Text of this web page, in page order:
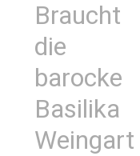
Braucht
die
barocke
Basilika
Weingart